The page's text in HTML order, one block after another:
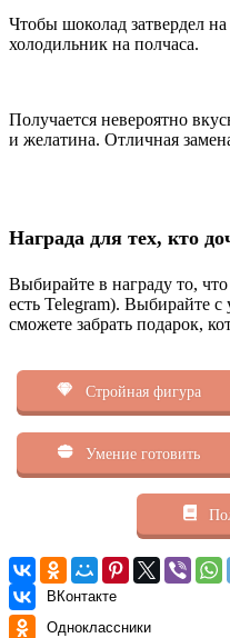
Чтобы шоколад затвердел на
холодильник на полчаса.
Получается невероятно
и желатина. Отличная
Награда для тех, кто
Выбирайте в награду то,
есть Telegram). Выбирайте
сможете забрать подарок,
Стройная фигура
Умение готовить
ВКонтакте
Одноклассники